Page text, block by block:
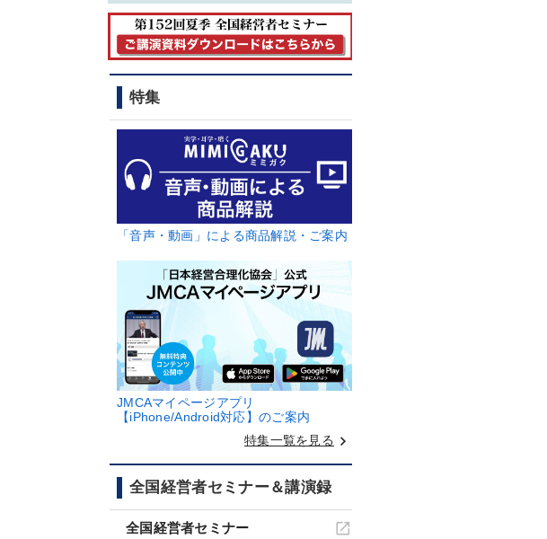
特集
「音声・動画」による商品解説・ご案内
JMCAマイページアプリ
【iPhone/Android対応】のご案内
特集一覧を見る keyboard_arrow_right
全国経営者セミナー＆講演録
全国経営者セミナー